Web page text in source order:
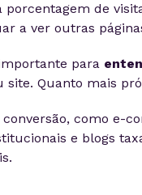
porcentagem de
a ver outras
para
site. Quanto mais
conversão, como e-
e blogs